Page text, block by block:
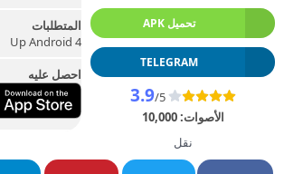
تحميل APK
TELEGRAM
3.9/5
الأصوات:10,000
نقل
المتطلبات
Up Android 4
احصل عليه